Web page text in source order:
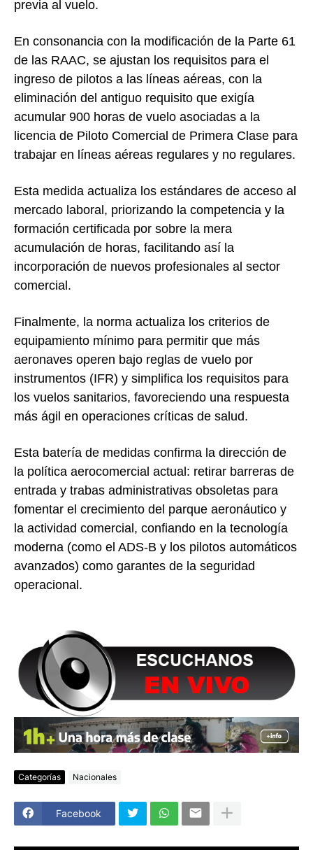
previa al vuelo.
En consonancia con la modificación de la Parte 61
de las RAAC, se ajustan los requisitos para el
ingreso de pilotos a las líneas aéreas, con la
eliminación del antiguo requisito que exigía
acumular 900 horas de vuelo asociadas a la
licencia de Piloto Comercial de Primera Clase para
trabajar en líneas aéreas regulares y no regulares.
Esta medida actualiza los estándares de acceso al
mercado laboral, priorizando la competencia y la
formación certificada por sobre la mera
acumulación de horas, facilitando así la
incorporación de nuevos profesionales al sector
comercial.
Finalmente, la norma actualiza los criterios de
equipamiento mínimo para permitir que más
aeronaves operen bajo reglas de vuelo por
instrumentos (IFR) y simplifica los requisitos para
los vuelos sanitarios, favoreciendo una respuesta
más ágil en operaciones críticas de salud.
Esta batería de medidas confirma la dirección de
la política aerocomercial actual: retirar barreras de
entrada y trabas administrativas obsoletas para
fomentar el crecimiento del parque aeronáutico y
la actividad comercial, confiando en la tecnología
moderna (como el ADS-B y los pilotos automáticos
avanzados) como garantes de la seguridad
operacional.
Categorías Nacionales
Facebook